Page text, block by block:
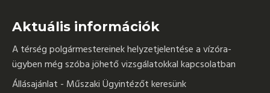
Aktuális információk
A térség polgármestereinek helyzetjelentése a vízóra-
ügyben még szóba jöhető vizsgálatokkal kapcsolatban
Állásajánlat - Műszaki Ügyintézőt keresünk